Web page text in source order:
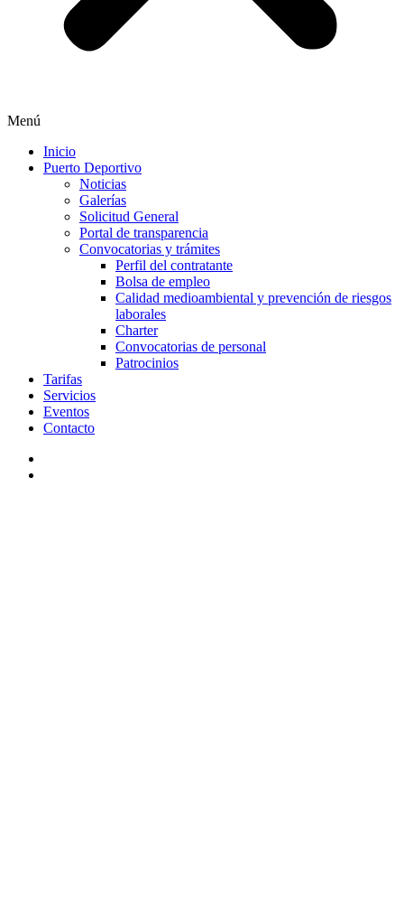
Menú
Inicio
Puerto Deportivo
Noticias
Galerías
Solicitud General
Portal de transparencia
Convocatorias y trámites
Perfil del contratante
Bolsa de empleo
Calidad medioambiental y prevención de riesgos
laborales
Charter
Convocatorias de personal
Patrocinios
Tarifas
Servicios
Eventos
Contacto